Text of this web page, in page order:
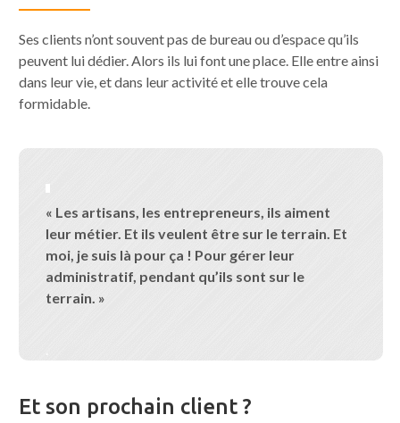
Ses clients n’ont souvent pas de bureau ou d’espace qu’ils
peuvent lui dédier. Alors ils lui font une place. Elle entre ainsi
dans leur vie, et dans leur activité et elle trouve cela
formidable.
« Les artisans, les entrepreneurs, ils aiment
leur métier. Et ils veulent être sur le terrain. Et
moi, je suis là pour ça ! Pour gérer leur
administratif, pendant qu’ils sont sur le
terrain. »
Et son prochain client ?